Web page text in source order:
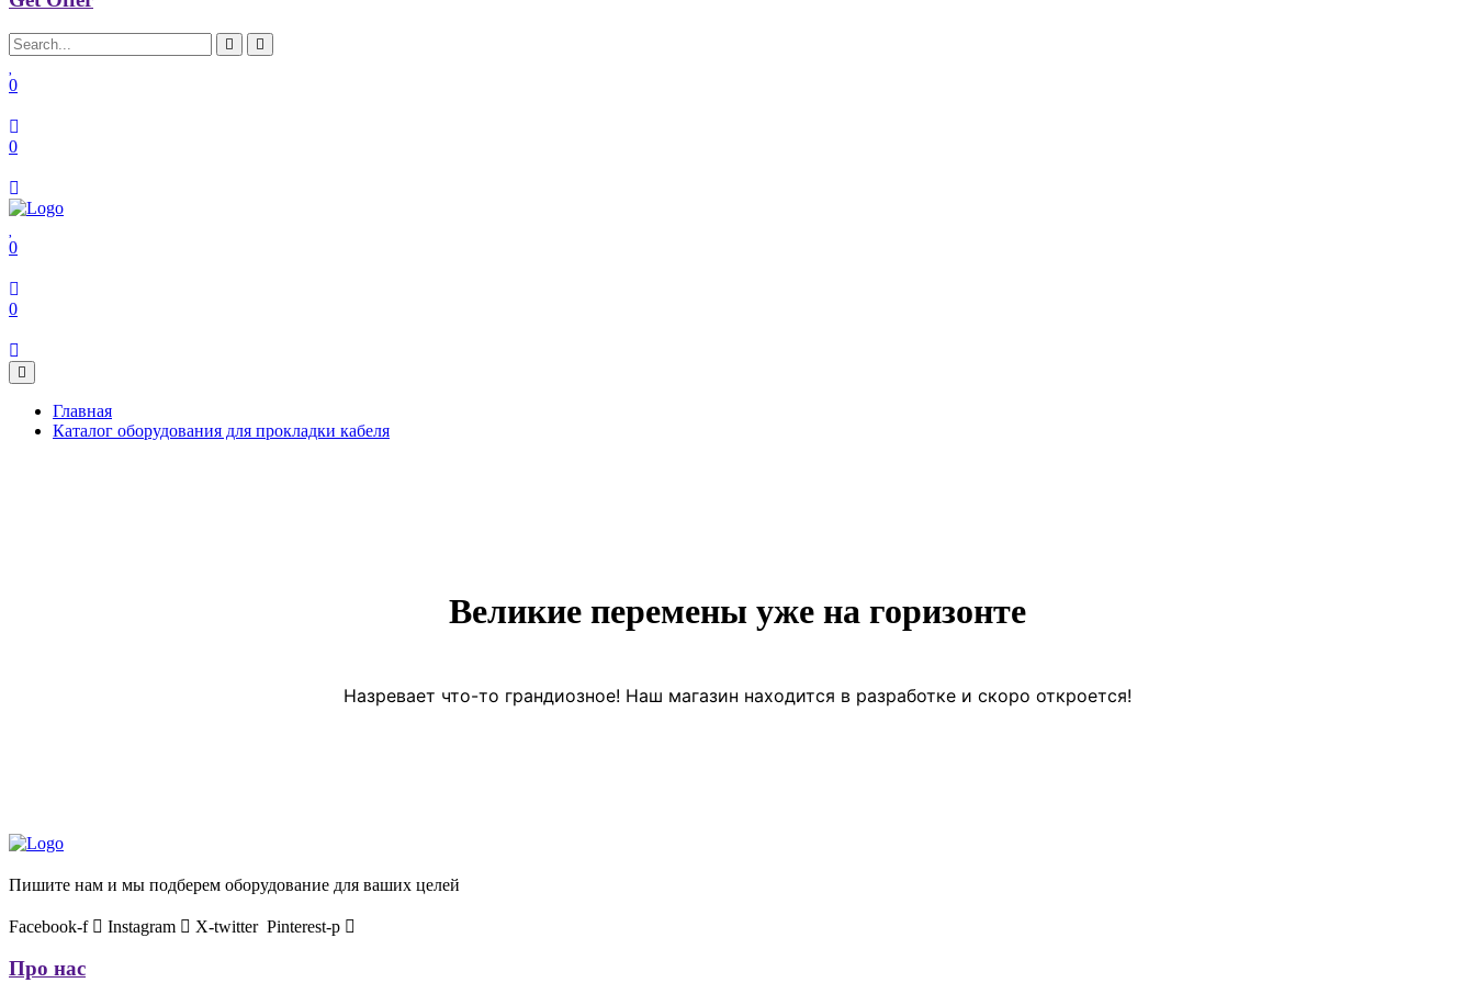
0
0
0
0
Главная
Каталог оборудования для прокладки кабеля
Великие перемены уже на горизонте
Назревает что-то грандиозное! Наш магазин находится в разработке и скоро откроется!
Пишите нам и мы подберем оборудование для ваших целей
Facebook-f Instagram X-twitter Pinterest-p
Про нас